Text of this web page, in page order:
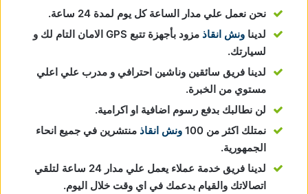
نحن نعمل علي مدار الساعة كل يوم لمدة 24 ساعة.
لدينا ونش انقاذ
مزود بأجهزة تتبع GPS الامان التام لك و
لسيارتك.
لدينا فريق سائقين وناشين احترافي و مدرب علي اعلي
مستوي من الخبرة.
لن نطالبك بدفع رسوم اضافية او اكرامية.
نمتلك اكثر من 100
ونش انقاذ منتشرين في جميع انحاء
الجمهورية.
لدينا فريق خدمة عملاء يعمل علي مدار 24 ساعة لتلقي
اتصالاتك والقيام بدعمك في اي وقت خلال اليوم.